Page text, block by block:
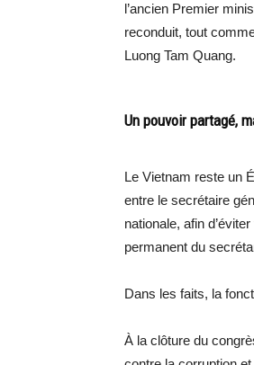
l’ancien Premier
reconduit, tout
Luong Tam Quang.
Un pouvoir partagé,
Le Vietnam reste un
entre le secrétaire
nationale, afin
permanent du
Dans les faits, la
À la clôture du